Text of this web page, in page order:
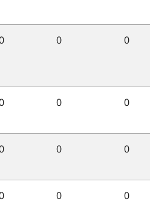
0 0
0 0
0 0
0 0